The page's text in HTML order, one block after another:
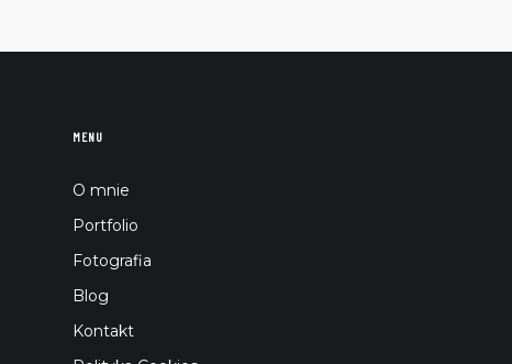
MENU
O mnie
Portfolio
Fotografia
Blog
Kontakt